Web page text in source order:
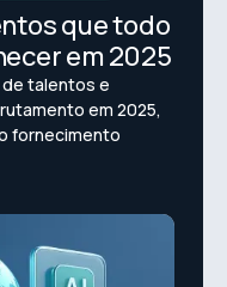
que todo
em 2025
talentos e
em 2025,
fornecimento